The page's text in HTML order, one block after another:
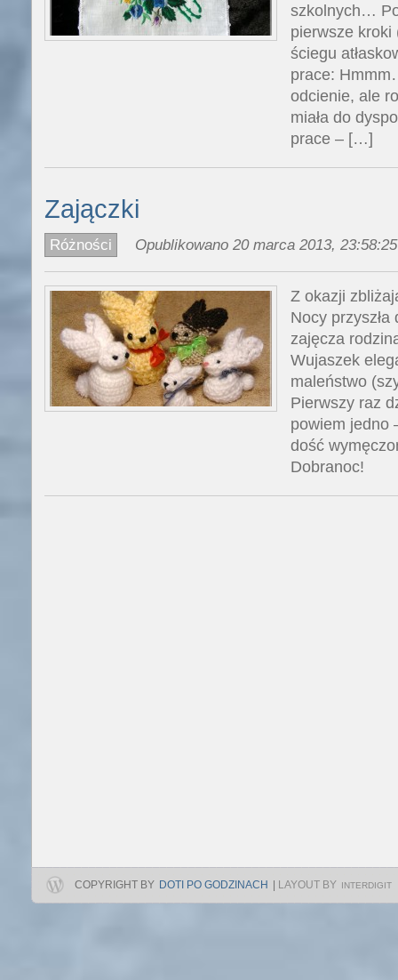
szkolnych…
pierwsze kroki
ściegu
prace:
odcienie, ale
miała do
prace – […]
Zajączki
Różności Opublikowano 20 marca 2013, 23:58:25
Z okazji
Nocy
zajęcza
Wujaszek
maleństwo
Pierwszy raz
powiem jedno
dość
Dobranoc!
COPYRIGHT BY DOTI PO GODZINACH | LAYOUT BY INTERDIGIT